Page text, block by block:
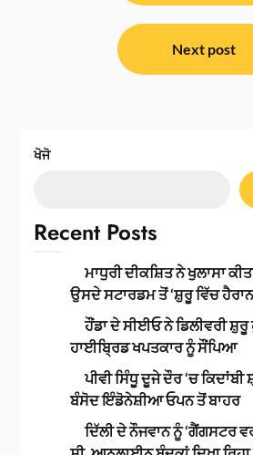
Next post
ਖੋਜੋ
Recent Posts
ਮਾਧੁਰੀ ਦੀਕਸ਼ਿਤ ਨੇ ਖੁਲਾਸਾ
ਉਸਦੇ ਸਟਾਰਡਮ ਤੋਂ ‘ਸ਼ੁਰੂ ਵਿੱਚ
ਹੌਂਡਾ ਦੇ ਸੀਈਓ ਨੇ ਡਿਲੀਵਰੀ ਸ਼ੁਰੂ
ਹਾਈਬ੍ਰਿਡ ਖਪਤਕਾਰ ਨੂੰ ਸੌਂਪਿਆ
ਪੀਵੀ ਸਿੰਧੂ ਦੂਜੇ ਦੌਰ ‘ਚ ਕਿਦਾਂਬੀ
ਬੰਸੋਦ ਇੰਡੋਨੇਸ਼ੀਆ ਓਪਨ ਤੋਂ ਬਾਹਰ
ਦਿੱਲੀ ਦੇ ਨੌਜਵਾਨ ਨੂੰ ‘ਗੈਂਗਸਟਰ